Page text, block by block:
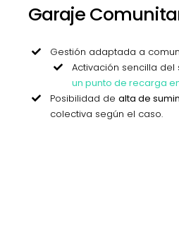
Garaje
Gestión adaptada a
Activación sencilla
un punto de recarga
Posibilidad dealta de
colectiva según el caso.